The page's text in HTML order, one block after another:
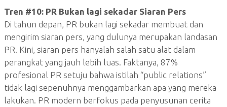
Tren #10: PR Bukan lagi sekadar Siaran Pers
Di tahun depan, PR bukan lagi sekadar membuat dan
mengirim siaran pers, yang dulunya merupakan landasan
PR. Kini, siaran pers hanyalah salah satu alat dalam
perangkat yang jauh lebih luas. Faktanya, 87%
profesional PR setuju bahwa istilah “public relations”
tidak lagi sepenuhnya menggambarkan apa yang mereka
lakukan. PR modern berfokus pada penyusunan cerita